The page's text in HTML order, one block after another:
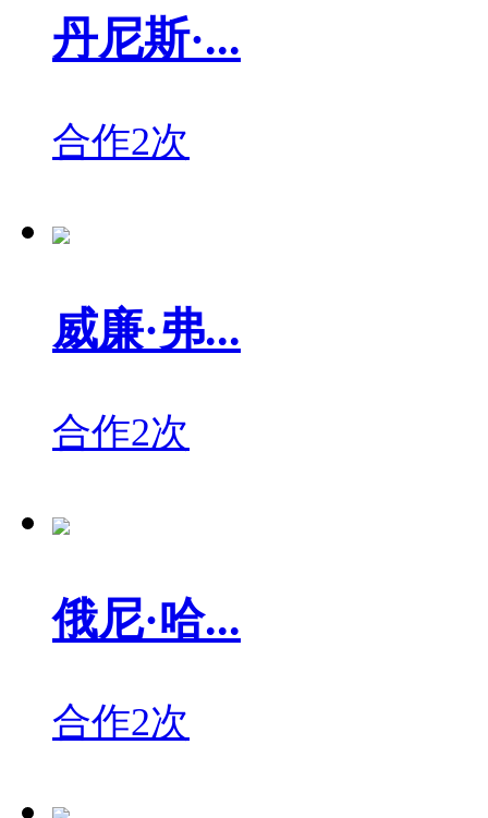
丹尼斯·...
合作2次
威廉·弗...
合作2次
俄尼·哈...
合作2次